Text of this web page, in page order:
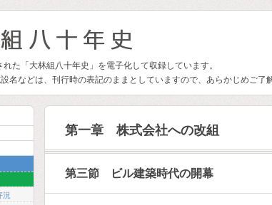
た「大林組八十年史」を電子化して収録しています。
名などは、刊行時の表記のままとしていますので、あらかじめご了
第一章 株式会社への改組
第三節 ビル建築時代の開幕